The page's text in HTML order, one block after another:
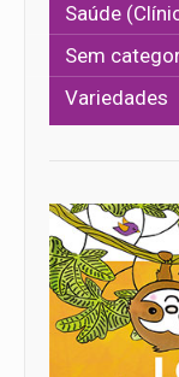
Saúde
Sem
Variedades